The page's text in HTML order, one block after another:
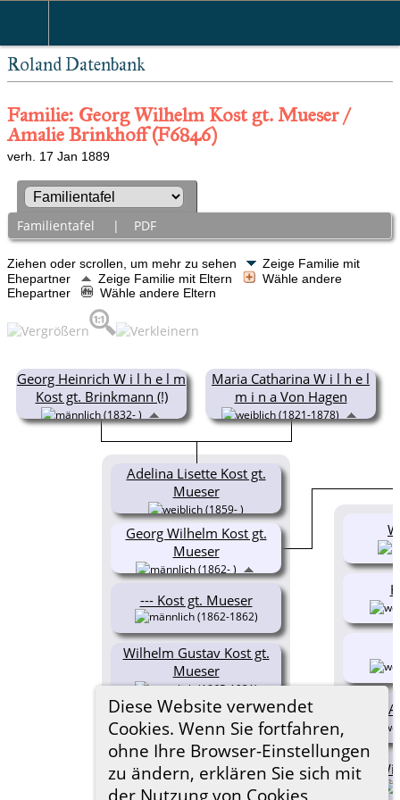
Roland Datenbank
Diese Website verwendet
Cookies. Wenn Sie fortfahren,
ohne Ihre Browser-Einstellungen
zu ändern, erklären Sie sich mit
der Nutzung von Cookies
Familie: Georg Wilhelm Kost gt. Mueser /
Amalie Brinkhoff (F6846)
verh. 17 Jan 1889
Familientafel | PDF
Ziehen oder scrollen, um mehr zu sehen
Zeige Familie mit
Ehepartner
Zeige Familie mit Eltern
Wähle andere
Ehepartner
Wähle andere Eltern
Georg Heinrich W i l h e l m
Kost gt. Brinkmann (!)
(1832- )
Maria Catharina W i l h e l
m i n a Von Hagen
(1821-1878)
Adelina Lisette Kost gt.
Mueser
(1859- )
--- Kost gt. Mueser
(1862-1862)
Wilhelm Gustav Kost gt.
Mueser
(1865-1931)
Georg Wilhelm Kost gt.
Mueser
(1862- )